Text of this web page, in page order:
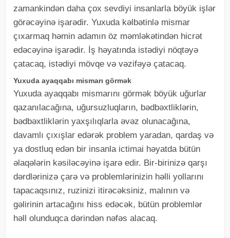
zamankindən daha çox sevdiyi insanlarla böyük işlər
görəcəyinə işarədir. Yuxuda kəlbətinlə mismar
çıxarmaq həmin adamın öz məmləkətindən hicrət
edəcəyinə işarədir. İş həyatında istədiyi nöqtəyə
çatacaq, istədiyi mövqe və vəzifəyə çatacaq.
Yuxuda ayaqqabı mismarı görmək
Yuxuda ayaqqabı mismarını görmək böyük uğurlar
qazanılacağına, uğursuzluqların, bədbəxtliklərin,
bədbəxtliklərin yaxşılıqlarla əvəz olunacağına,
davamlı çıxışlar edərək problem yaradan, qardaş və
ya dostluq edən bir insanla ictimai həyatda bütün
əlaqələrin kəsiləcəyinə işarə edir. Bir-birinizə qarşı
dərdlərinizə çarə və problemlərinizin həlli yollarını
tapacaqsınız, ruzinizi itirəcəksiniz, malının və
gəlirinin artacağını hiss edəcək, bütün problemlər
həll olunduqca dərindən nəfəs alacaq.